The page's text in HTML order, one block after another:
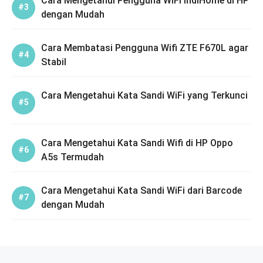
dengan Mudah
Cara Membatasi Pengguna Wifi ZTE F670L agar
Stabil
Cara Mengetahui Kata Sandi WiFi yang Terkunci
Cara Mengetahui Kata Sandi Wifi di HP Oppo
A5s Termudah
Cara Mengetahui Kata Sandi WiFi dari Barcode
dengan Mudah